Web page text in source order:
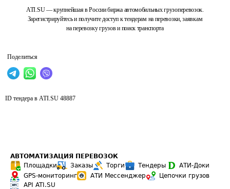
ATI.SU — крупнейшая в России биржа автомобильных грузоперевозок.
Зарегистрируйтесь и получите доступ к тендерам на перевозки, заявкам
на перевозку грузов и поиск транспорта
Поделиться
ID тендера в ATI.SU 48887
АВТОМАТИЗАЦИЯ ПЕРЕВОЗОК
Площадки
Заказы Торги Тендеры
АТИ-Доки
GPS-мониторинг
АТИ Мессенджер
Цепочки грузов
API ATI.SU